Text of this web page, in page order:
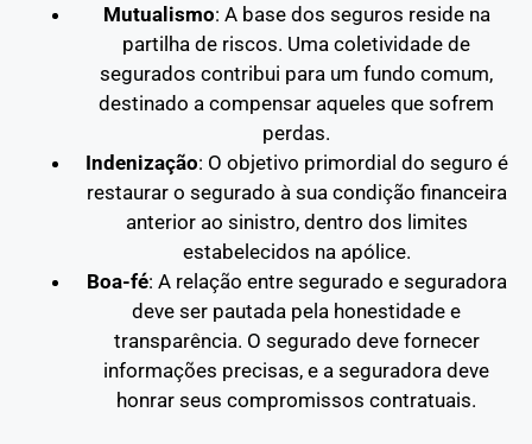
Mutualismo: A base dos seguros reside na
partilha de riscos. Uma coletividade de
segurados contribui para um fundo comum,
destinado a compensar aqueles que sofrem
perdas.
Indenização: O objetivo primordial do seguro é
restaurar o segurado à sua condição financeira
anterior ao sinistro, dentro dos limites
estabelecidos na apólice.
Boa-fé: A relação entre segurado e seguradora
deve ser pautada pela honestidade e
transparência. O segurado deve fornecer
informações precisas, e a seguradora deve
honrar seus compromissos contratuais.